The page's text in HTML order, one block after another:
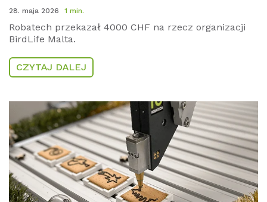
28. maja 2026 1 min.
Robatech przekazał 4000 CHF na rzecz organizacji
BirdLife Malta.
CZYTAJ DALEJ